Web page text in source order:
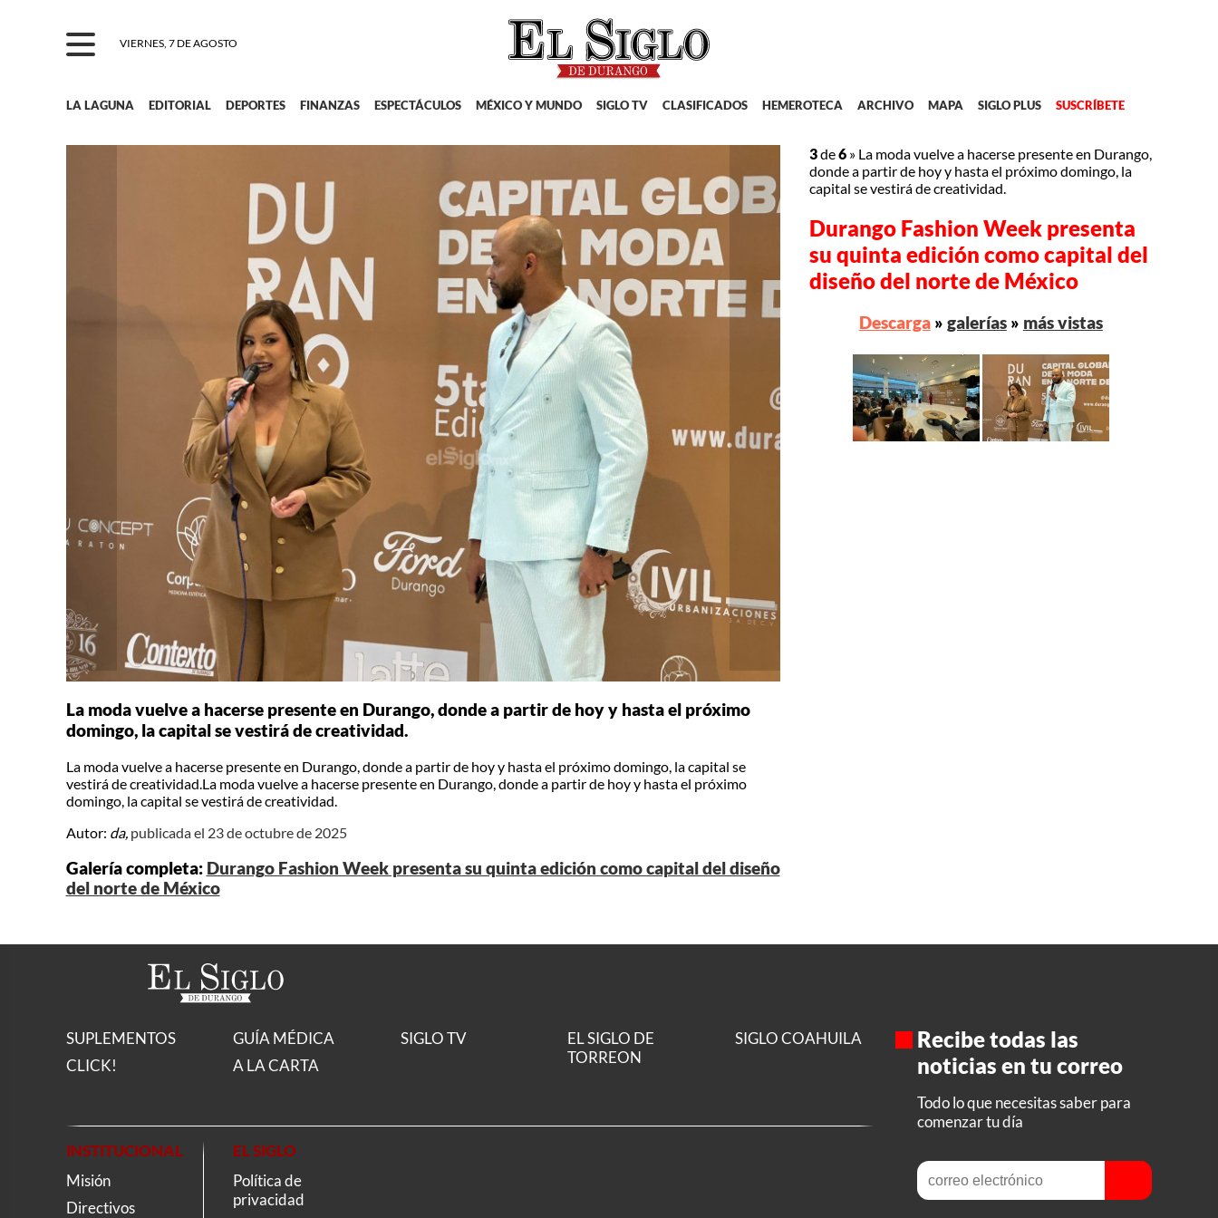
VIERNES, 7 DE AGOSTO
LA LAGUNA EDITORIAL DEPORTES FINANZAS ESPECTÁCULOS MÉXICO Y MUNDO SIGLO TV CLASIFICADOS HEMEROTECA ARCHIVO MAPA SIGLO PLUS SUSCRÍBETE
La moda vuelve a hacerse presente en Durango, donde a partir de hoy y hasta el próximo
domingo, la capital se vestirá de creatividad.
La moda vuelve a hacerse presente en Durango, donde a partir de hoy y hasta el próximo domingo, la capital se
vestirá de creatividad.La moda vuelve a hacerse presente en Durango, donde a partir de hoy y hasta el próximo
domingo, la capital se vestirá de creatividad.
Autor: da, publicada el 23 de octubre de 2025
Galería completa: Durango Fashion Week presenta su quinta edición como capital del diseño
del norte de México
3de6 » La moda vuelve a hacerse presente en Durango,
donde a partir de hoy y hasta el próximo domingo, la
capital se vestirá de creatividad.
Durango Fashion Week presenta
su quinta edición como capital del
diseño del norte de México
Descarga» galerías» más vistas
SUPLEMENTOS
CLICK!
GUÍA MÉDICA
A LA CARTA
SIGLO TV
EL SIGLO DE
TORREON
SIGLO COAHUILA
INSTITUCIONAL
Misión
Directivos
EL SIGLO
Política de
privacidad
Recibe todas las
noticias en tu correo
Todo lo que necesitas saber para
comenzar tu día